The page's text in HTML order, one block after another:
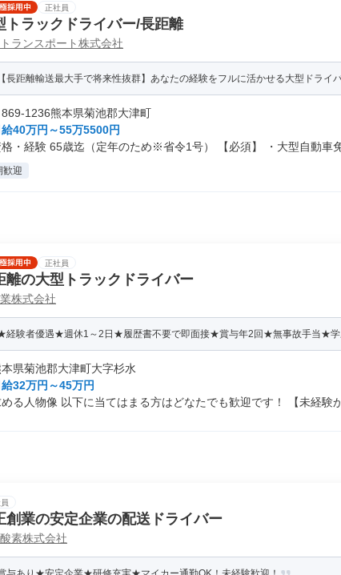
正社員
トラックドライバー/長距離
ランスポート株式会社
【長距離輸送最大手で将来性抜群】あなたの経験をフルに活かせる大型ドライ
869-1236熊本県菊池郡大津町
給40万円～55万5500円
格・経験 65歳迄（定年のため※省令1号） 【必須】 ・大型自動車
歓迎
正社員
離の大型トラックドライバー
株式会社
経験者優遇★週休1～2日★履歴書不要で即面接★賞与年2回★無事故手当★学
県菊池郡大津町大字杉水
給32万円～45万円
る人物像 以下に当てはまる方はどなたでも歓迎です！ 【未経験
創業の安定企業の配送ドライバー
素株式会社